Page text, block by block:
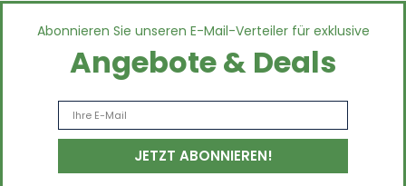
Abonnieren Sie unseren E-Mail-Verteiler für exklusive
Angebote & Deals